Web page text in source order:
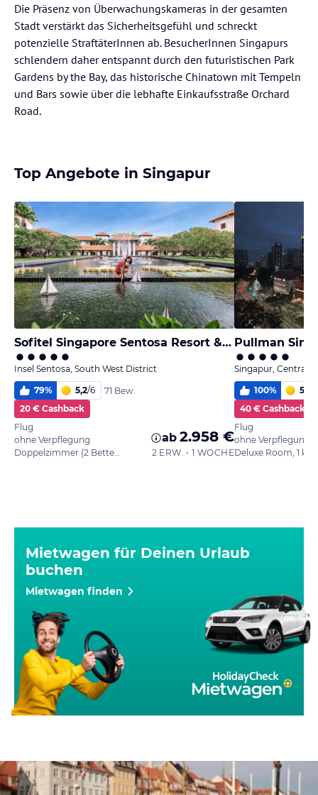
Die Präsenz von Überwachungskameras in der gesamten
Stadt verstärkt das Sicherheitsgefühl und schreckt
potenzielle StraftäterInnen ab. BesucherInnen Singapurs
schlendern daher entspannt durch den futuristischen Park
Gardens by the Bay, das historische Chinatown mit Tempeln
und Bars sowie über die lebhafte Einkaufsstraße Orchard
Road.
Top Angebote in Singapur
Sofitel Singapore Sentosa Resort & Spa
Insel Sentosa, South West District
79% 5,2/6
71 Bew.
20 € Cashback
Flug
ohne Verpflegung
Doppelzimmer (2 Betten) - Luxury
ab 2.958 €
2 ERW. • 1 WOCHE
Pullman
Singapur, Central
100% 5,6
40 € Cashback
Flug
ohne Verpflegung
Mietwagen für Deinen Urlaub
buchen
Mietwagen finden